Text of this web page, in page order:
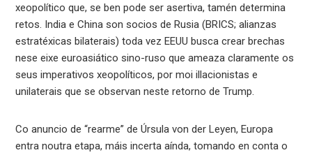
xeopolítico que, se ben pode ser asertiva, tamén determina
retos. India e China son socios de Rusia (BRICS; alianzas
estratéxicas bilaterais) toda vez EEUU busca crear brechas
nese eixe euroasiático sino-ruso que ameaza claramente os
seus imperativos xeopolíticos, por moi illacionistas e
unilaterais que se observan neste retorno de Trump.
Co anuncio de “rearme” de Úrsula von der Leyen, Europa
entra noutra etapa, máis incerta aínda, tomando en conta o